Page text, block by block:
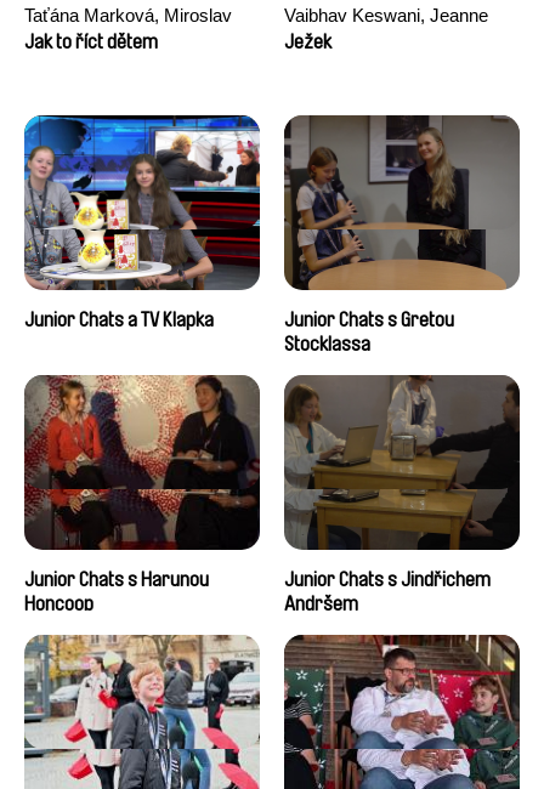
Taťána Marková, Miroslav
Trejtnar
Jak to říct dětem
Vaibhav Keswani, Jeanne
Laureau, Colombine Majou,
Ježek
Junior Chats a TV Klapka
Junior Chats s Gretou
Stocklassa
Junior Chats s Harunou
Honcoop
Junior Chats s Jindřichem
Andršem